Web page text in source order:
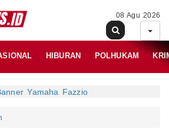
08 Agu 2026
HIBURAN POLHUKAM